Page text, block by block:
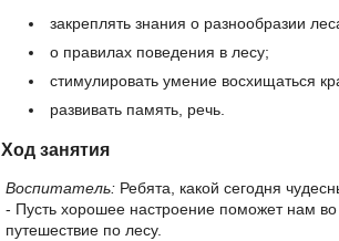
закреплять знания о разнообразии
о правилах поведения в лесу;
стимулировать умение восхищаться
развивать память, речь.
Ход занятия
Воспитатель: Ребята, какой сегодня
- Пусть хорошее настроение поможет нам
путешествие по лесу.